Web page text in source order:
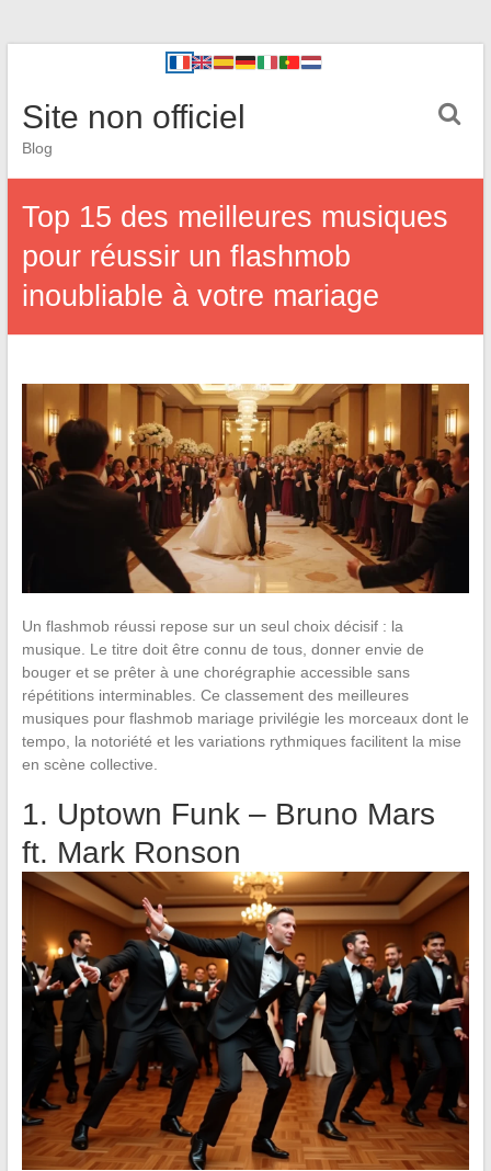
Site non officiel
Blog
Top 15 des meilleures musiques
pour réussir un flashmob
inoubliable à votre mariage
Un flashmob réussi repose sur un seul choix décisif : la
musique. Le titre doit être connu de tous, donner envie de
bouger et se prêter à une chorégraphie accessible sans
répétitions interminables. Ce classement des meilleures
musiques pour flashmob mariage privilégie les morceaux dont le
tempo, la notoriété et les variations rythmiques facilitent la mise
en scène collective.
1. Uptown Funk – Bruno Mars
ft. Mark Ronson